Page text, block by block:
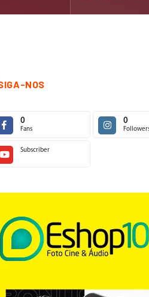
NOS
0
Fans
0
Subscriber